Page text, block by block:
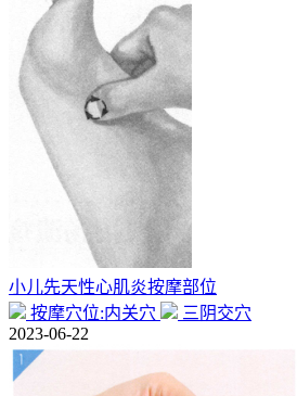
小儿先天性心肌炎按摩部位
按摩穴位:内关穴
三阴交穴
2023-06-22